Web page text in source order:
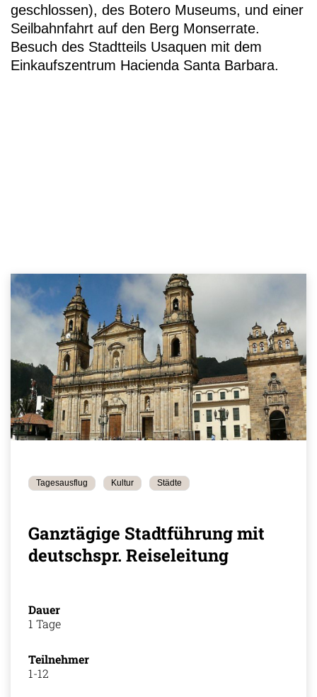
geschlossen), des Botero Museums, und einer
Seilbahnfahrt auf den Berg Monserrate.
Besuch des Stadtteils Usaquen mit dem
Einkaufszentrum Hacienda Santa Barbara.
Tagesausflug Kultur Städte
Ganztägige Stadtführung mit
deutschspr. Reiseleitung
Dauer
1 Tage
Teilnehmer
1-12